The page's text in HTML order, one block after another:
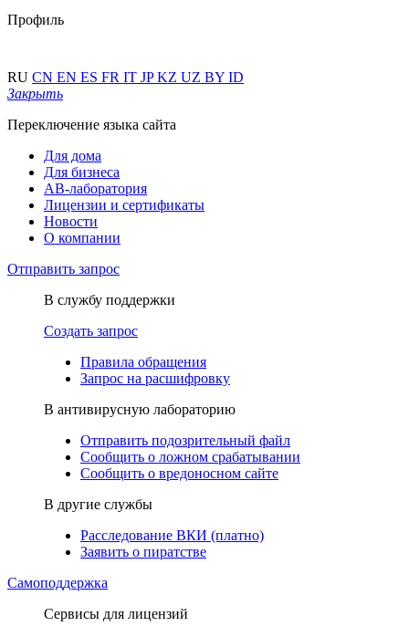
Профиль
RU CN EN ES FR IT JPKZ UZ BY ID
Закрыть
Переключение языка сайта
Для дома
Для бизнеса
АВ-лаборатория
Лицензии и сертификаты
Новости
О компании
Отправить запрос
В службу поддержки
Создать запрос
Правила обращения
Запрос на расшифровку
В антивирусную лабораторию
Отправить подозрительный файл
Сообщить о ложном срабатывании
Сообщить о вредоносном сайте
В другие службы
Расследование ВКИ (платно)
Заявить о пиратстве
Самоподдержка
Сервисы для лицензий